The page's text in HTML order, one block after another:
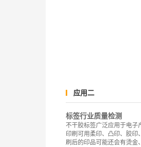
应用二
标签行业质量检测
不干胶标签广泛应用于电子
印刷可用柔印、凸印、胶
刷后的印品可能还会有烫金